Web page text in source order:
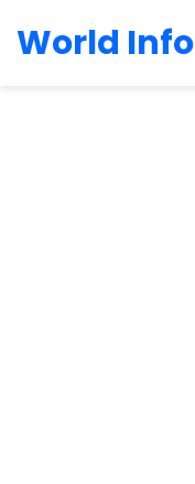
World Info